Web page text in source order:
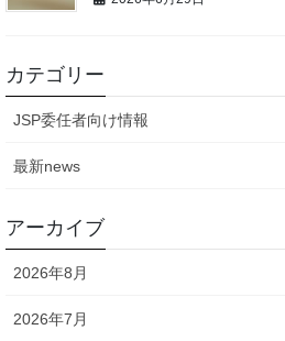
カテゴリー
JSP委任者向け情報
最新news
アーカイブ
2026年8月
2026年7月